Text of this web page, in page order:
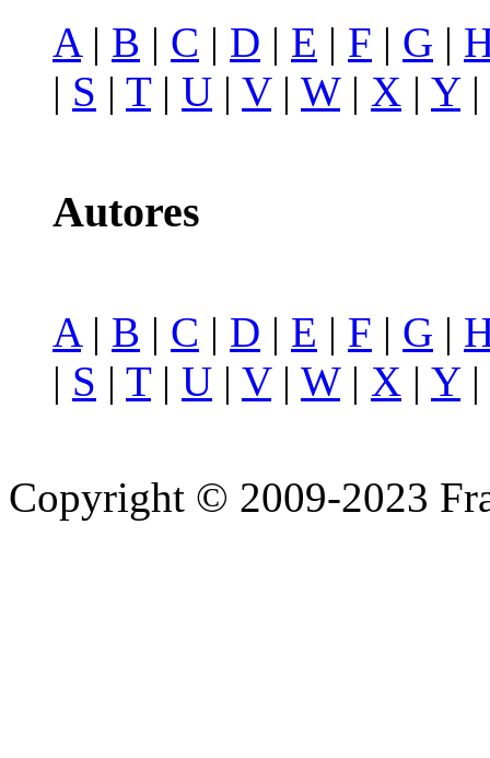
A| B | C | D | E | F | G |
| S | T| U | V| W| X | Y|
Autores
A | B | C | D | E | F | G |
| S | T| U | V| W| X | Y|
Copyright © 2009-2023